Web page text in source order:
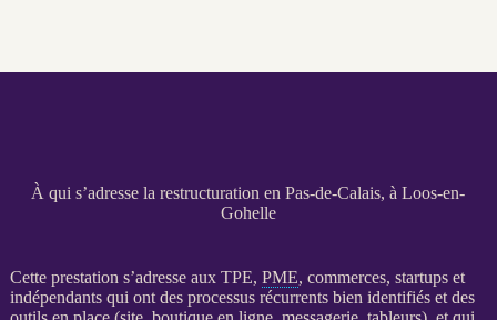
À qui s’adresse la restructuration en Pas-de-Calais, à Loos-en-
Gohelle
Cette prestation s’adresse aux TPE, PME, commerces, startups et
indépendants qui ont des processusrécurrents bien identifiés et des